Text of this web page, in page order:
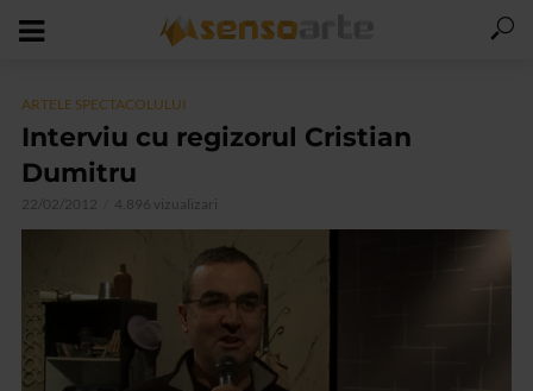
ARTELE SPECTACOLULUI
Interviu cu regizorul Cristian
Dumitru
22/02/2012 4.896 vizualizari